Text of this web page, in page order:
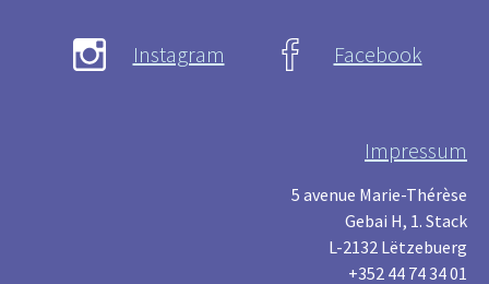
Instagram Facebook
Impressum
5 avenue Marie-Thérèse
Gebai H, 1. Stack
L-2132 Lëtzebuerg
+352 44 74 34 01